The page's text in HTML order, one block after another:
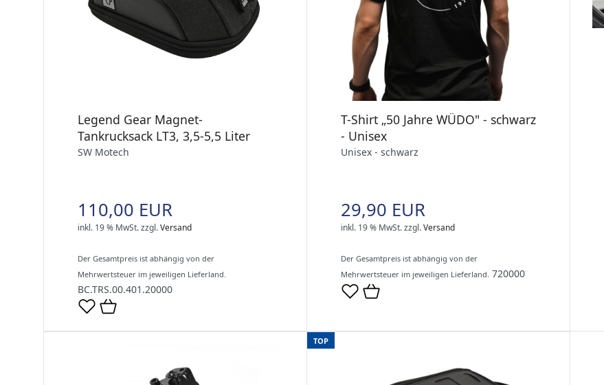
Legend Gear Magnet-
Tankrucksack LT3, 3,5-5,5 Liter
SW Motech
110,00 EUR
inkl. 19 % MwSt.zzgl.Versand
Der Gesamtpreis ist abhängig von der
Mehrwertsteuer im jeweiligen Lieferland.
BC.TRS.00.401.20000
T-Shirt „50 Jahre WÜDO" - schwarz
- Unisex
Unisex - schwarz
29,90 EUR
inkl. 19 % MwSt.zzgl.Versand
Der Gesamtpreis ist abhängig von der
Mehrwertsteuer im jeweiligen Lieferland. 720000
TOP